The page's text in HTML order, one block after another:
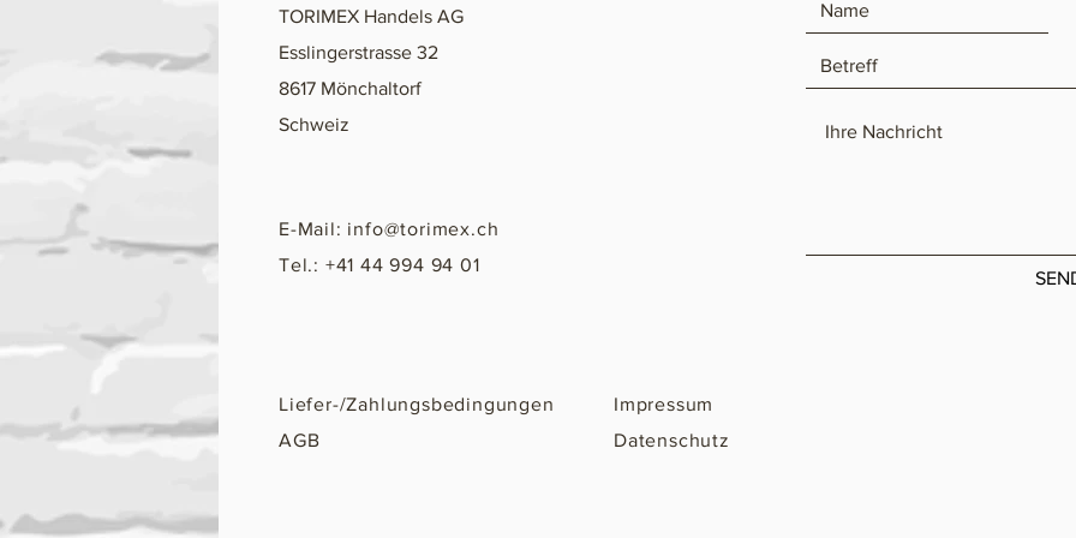
TORIMEX Handels AG
Esslingerstrasse 32
8617 Mönchaltorf
Schweiz
E-Mail: info@torimex.ch
Tel.: +41 44 994 94 01
Liefer-/Zahlungsbedingungen
AGB
Impressum
Datenschutz